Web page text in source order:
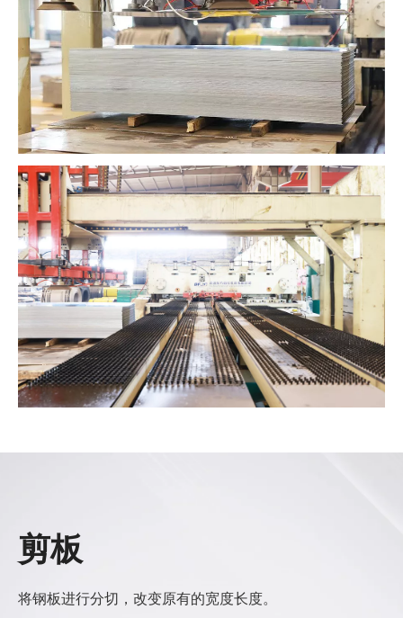
剪板
将钢板进行分切，改变原有的宽度长度。